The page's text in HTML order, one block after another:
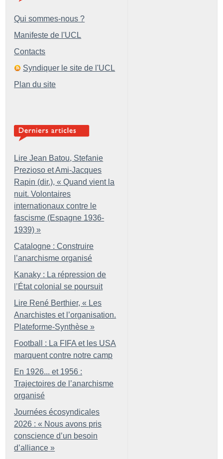
Qui sommes-nous ?
Manifeste de l'UCL
Contacts
Syndiquer le site de l'UCL
Plan du site
Lire Jean Batou, Stefanie
Prezioso et Ami-Jacques
Rapin (dir.), « Quand vient la
nuit. Volontaires
internationaux contre le
fascisme (Espagne 1936-
1939) »
Catalogne : Construire
l’anarchisme organisé
Kanaky : La répression de
l’État colonial se poursuit
Lire René Berthier, « Les
Anarchistes et l’organisation.
Plateforme-Synthèse »
Football : La FIFA et les USA
marquent contre notre camp
En 1926... et 1956 :
Trajectoires de l’anarchisme
organisé
Journées écosyndicales
2026 : « Nous avons pris
conscience d’un besoin
d’alliance »